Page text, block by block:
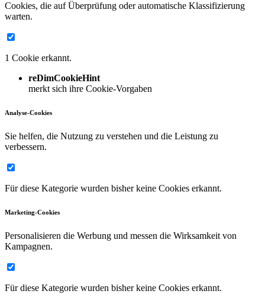
Cookies, die auf Überprüfung oder automatische Klassifizierung
warten.
1 Cookie erkannt.
reDimCookieHint
merkt sich ihre Cookie-Vorgaben
Analyse-Cookies
Sie helfen, die Nutzung zu verstehen und die Leistung zu
verbessern.
Für diese Kategorie wurden bisher keine Cookies erkannt.
Marketing-Cookies
Personalisieren die Werbung und messen die Wirksamkeit von
Kampagnen.
Für diese Kategorie wurden bisher keine Cookies erkannt.